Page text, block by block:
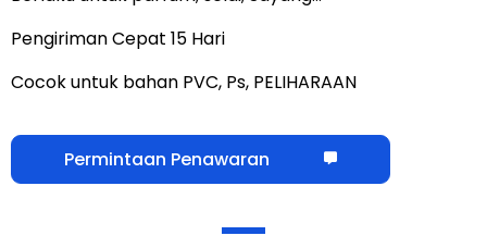
Pengiriman Cepat 15 Hari
Cocok untuk bahan PVC, Ps, PELIHARAAN
Permintaan Penawaran